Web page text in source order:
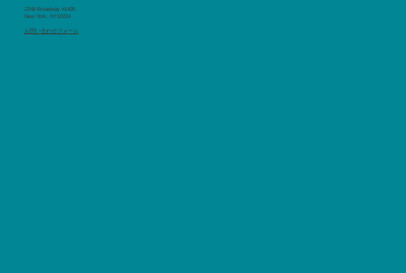
2248 Broadway #1435
New York, NY10024
​お問い合わせフォーム